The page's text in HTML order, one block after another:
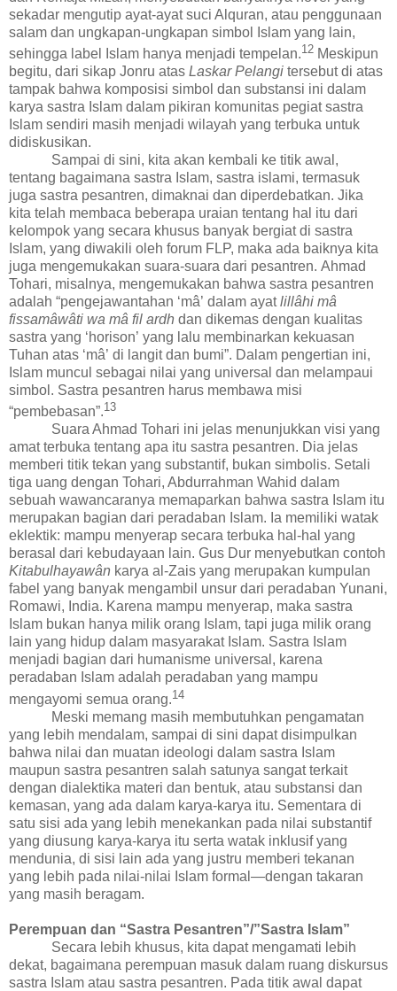
sekadar mengutip ayat-ayat suci Alquran, atau penggunaan
salam dan ungkapan-ungkapan simbol Islam yang lain,
sehingga label Islam hanya menjadi tempelan.1 2 Meskipun
begitu, dari sikap Jonru atas Laskar Pelangi tersebut di atas
tampak bahwa komposisi simbol dan substansi ini dalam
karya sastra Islam dalam pikiran komunitas pegiat sastra
Islam sendiri masih menjadi wilayah yang terbuka untuk
didiskusikan.
Sampai di sini, kita akan kembali ke titik awal,
tentang bagaimana sastra Islam, sastra islami, termasuk
juga sastra pesantren, dimaknai dan diperdebatkan. Jika
kita telah membaca beberapa uraian tentang hal itu dari
kelompok yang secara khusus banyak bergiat di sastra
Islam, yang diwakili oleh forum FLP, maka ada baiknya kita
juga mengemukakan suara-suara dari pesantren. Ahmad
Tohari, misalnya, mengemukakan bahwa sastra pesantren
adalah “pengejawantahan ‘mâ’ dalam ayatlillâhi mâ
fissamâwâti wa mâ fil ardh dan dikemas dengan kualitas
sastra yang ‘horison’ yang lalu membinarkan kekuasan
Tuhan atas ‘mâ’ di langit dan bumi”. Dalam pengertian ini,
Islam muncul sebagai nilai yang universal dan melampaui
simbol. Sastra pesantren harus membawa misi
“pembebasan”.13
Suara Ahmad Tohari ini jelas menunjukkan visi yang
amat terbuka tentang apa itu sastra pesantren. Dia jelas
memberi titik tekan yang substantif, bukan simbolis. Setali
tiga uang dengan Tohari, Abdurrahman Wahid dalam
sebuah wawancaranya memaparkan bahwa sastra Islam itu
merupakan bagian dari peradaban Islam. Ia memiliki watak
eklektik: mampu menyerap secara terbuka hal-hal yang
berasal dari kebudayaan lain. Gus Dur menyebutkan contoh
Kitabulhayawân karya al-Zais yang merupakan kumpulan
fabel yang banyak mengambil unsur dari peradaban Yunani,
Romawi, India. Karena mampu menyerap, maka sastra
Islam bukan hanya milik orang Islam, tapi juga milik orang
lain yang hidup dalam masyarakat Islam. Sastra Islam
menjadi bagian dari humanisme universal , karena
peradaban Islam adalah peradaban yang mampu
mengayomi semua orang.14
Meski memang masih membutuhkan pengamatan
yang lebih mendalam, sampai di sini dapat disimpulkan
bahwa nilai dan muatan ideologi dalam sastra Islam
maupun sastra pesantren salah satunya sangat terkait
dengan dialektika materi dan bentuk, atau substansi dan
kemasan, yang ada dalam karya-karya itu. Sementara di
satu sisi ada yang lebih menekankan pada nilai substantif
yang diusung karya-karya itu serta watak inklusif yang
mendunia, di sisi lain ada yang justru memberi tekanan
yang lebih pada nilai-nilai Islam formal—dengan takaran
yang masih beragam.
Perempuan dan “Sastra Pesantren”/”Sastra Islam”
Secara lebih khusus, kita dapat mengamati lebih
dekat, bagaimana perempuan masuk dalam ruang diskursus
sastra Islam atau sastra pesantren. Pada titik awal dapat